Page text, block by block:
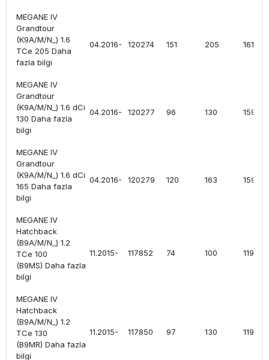
MEGANE IV
Grandtour
(K9A/M/N_) 1.6
TCe 205 Daha
fazla bilgi
04.2016- 120274 151 205 1618
MEGANE IV
Grandtour
(K9A/M/N_) 1.6 dCi
130 Daha fazla
bilgi
04.2016- 120277 96 130 1598
MEGANE IV
Grandtour
(K9A/M/N_) 1.6 dCi
165 Daha fazla
bilgi
04.2016- 120279 120 163 1598
MEGANE IV
Hatchback
(B9A/M/N_) 1.2
TCe 100
(B9MS) Daha fazla
bilgi
11.2015- 117852 74 100 1197
MEGANE IV
Hatchback
(B9A/M/N_) 1.2
TCe 130
(B9MR) Daha fazla
bilgi
11.2015- 117850 97 130 1197